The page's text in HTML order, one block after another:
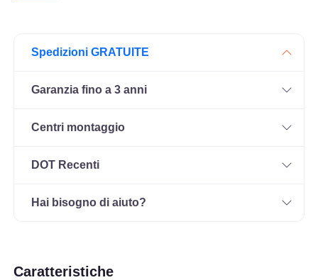
Spedizioni GRATUITE
Garanzia fino a 3 anni
Centri montaggio
DOT Recenti
Hai bisogno di aiuto?
Caratteristiche